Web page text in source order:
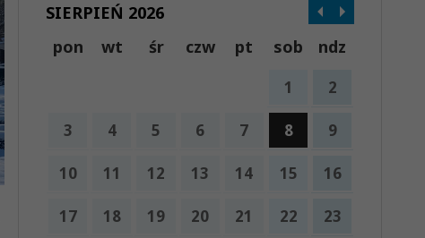
SIERPIEŃ 2026
pon
wt śr czw pt sob ndz
1 2
3 4 5 6 7 8 9
10 11 12 13 14 15 16
17 18 19 20 21 22 23